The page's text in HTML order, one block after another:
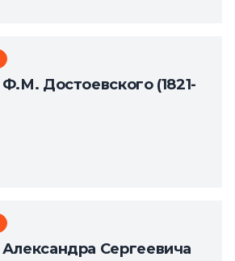
Достоевского (1821-
Сергеевича